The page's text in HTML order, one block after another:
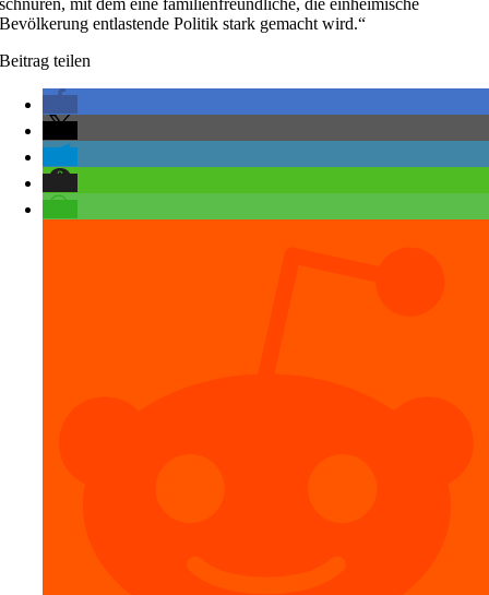
schnüren, mit dem eine familienfreundliche, die einheimische
Bevölkerung entlastende Politik stark gemacht wird.“
Beitrag teilen